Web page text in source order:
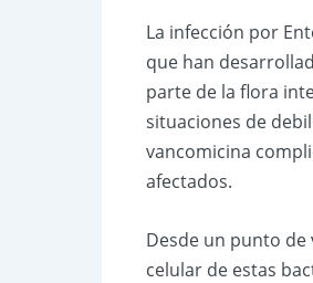
La infección por
que han
parte de la flora
situaciones de
vancomicina
afectados.
Desde un punto de
celular de estas